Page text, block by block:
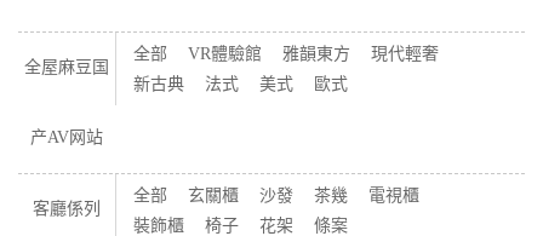
全屋麻豆国
产AV网站
全部 VR體驗館 雅韻東方
現代輕奢
新古典
法式 美式 歐式
客廳係列
全部 玄關櫃 沙發 茶幾
電視櫃
裝飾櫃
椅子 花架 條案